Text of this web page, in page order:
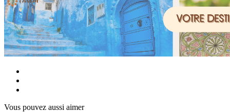
Vous pouvez aussi aimer